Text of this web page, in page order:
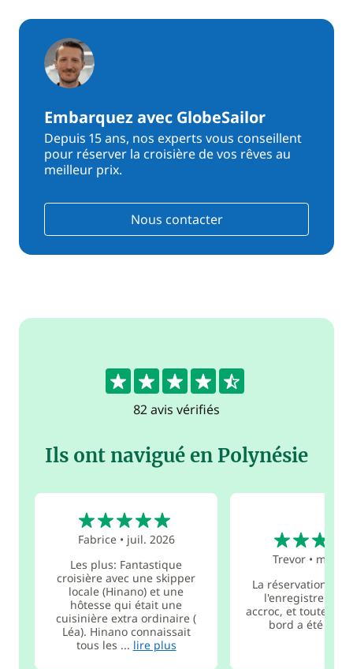
Embarquez avec GlobeSailor
Depuis 15 ans, nos experts vous conseillent
pour réserver la croisière de vos rêves au
meilleur prix.
Nous contacter
4.5
82 avis vérifiés
Ils ont navigué en Polynésie
Fabrice• juil. 2026
Les plus: Fantastique
croisière avec une skipper
locale (Hinano) et une
hôtesse qui était une
cuisinière extra ordinaire (
Léa). Hinano connaissait
tous les ... lire plus
Trevor• mars
La réservation a
accroc, et toute la
bord a été